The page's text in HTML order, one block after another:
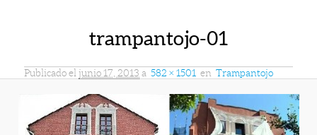
trampantojo-01
Publicado el junio 17, 2013 a 582 × 1501 en Trampantojo